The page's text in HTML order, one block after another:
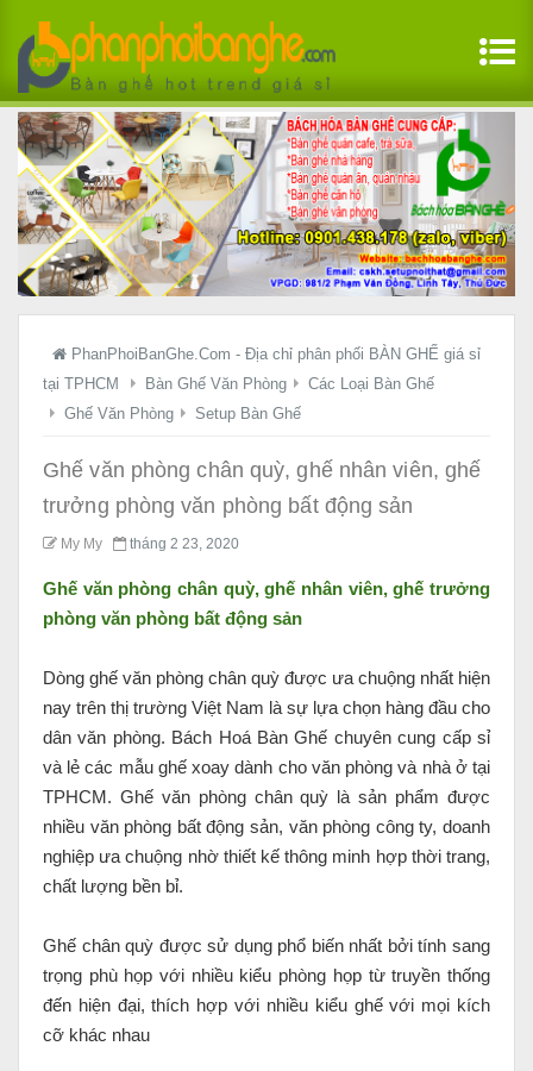
PhanPhoiBanGhe.Com - Địa chỉ phân phối BÀN GHẾ giá sỉ
tại TPHCM
Bàn Ghế Văn Phòng
Các Loại Bàn Ghế
Ghế Văn Phòng
Setup Bàn Ghế
Ghế văn phòng chân quỳ, ghế nhân viên, ghế
trưởng phòng văn phòng bất động sản
My My tháng 2 23, 2020
Ghế văn phòng chân quỳ, ghế nhân viên, ghế trưởng
phòng văn phòng bất động sản
Dòng ghế văn phòng chân quỳ được ưa chuộng nhất hiện
nay trên thị trường Việt Nam là sự lựa chọn hàng đầu cho
dân văn phòng. Bách Hoá Bàn Ghế chuyên cung cấp sỉ
và lẻ các mẫu ghế xoay dành cho văn phòng và nhà ở tại
TPHCM. Ghế văn phòng chân quỳ là sản phẩm được
nhiều văn phòng bất động sản, văn phòng công ty, doanh
nghiệp ưa chuộng nhờ thiết kế thông minh hợp thời trang,
chất lượng bền bỉ.
Ghế chân quỳ được sử dụng phổ biến nhất bởi tính sang
trọng phù họp với nhiều kiểu phòng họp từ truyền thống
đến hiện đại, thích hợp với nhiều kiểu ghế với mọi kích
cỡ khác nhau